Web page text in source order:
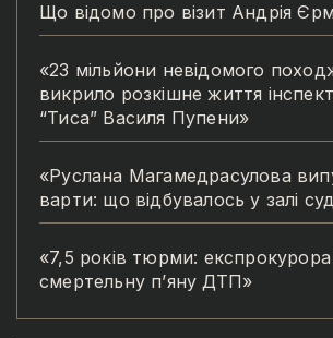
Що відомо про візит Андрія
«23 мільйони невідомого
викрило розкішне життя
“Тиса” Василя Пупени»
«Руслана Магамедрасулова
варти: що відбувалось у залі
«7,5 років тюрми:
смертельну п’яну ДТП»